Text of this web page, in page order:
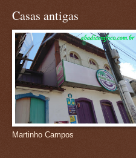
Casas antigas
Martinho Campos